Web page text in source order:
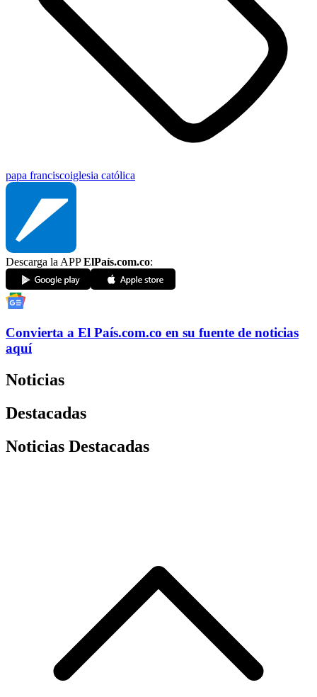
papa franciscoiglesia católica
Descarga la APPElPaís.com.co:
Convierta a El País.com.co en su fuente de noticias
aquí
Noticias
Destacadas
Noticias Destacadas